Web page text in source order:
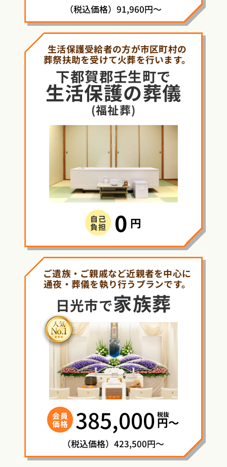
（税込価格）91,960円～
生活保護受給者の方が市区町村の
葬祭扶助を受けて火葬を行います。
下都賀郡壬生町で
生活保護の葬儀
(福祉葬)
自己
負担 0 円
ご遺族・ご親戚など近親者を中心に
通夜・葬儀を執り行うプランです。
日光市で家族葬
会員
価格 385,000 税抜
円〜
（税込価格）423,500円～